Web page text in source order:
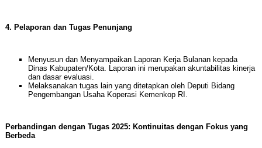
4. Pelaporan dan Tugas Penunjang
Menyusun dan Menyampaikan Laporan Kerja Bulanan kepada
Dinas Kabupaten/Kota. Laporan ini merupakan akuntabilitas kinerja
dan dasar evaluasi.
Melaksanakan tugas lain yang ditetapkan oleh Deputi Bidang
Pengembangan Usaha Koperasi Kemenkop RI.
Perbandingan dengan Tugas 2025: Kontinuitas dengan Fokus yang
Berbeda